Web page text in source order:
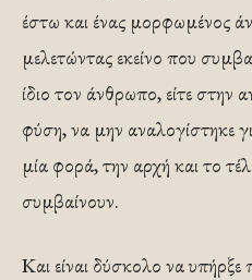
έστω και ένας μορφωμένος
μελετώντας εκείνο που
ίδιο τον άνθρωπο, είτε στην
φύση, να μην αναλογίστηκε
μία φορά, την αρχή και το
συμβαίνουν.
Και είναι δύσκολο να υπήρξε